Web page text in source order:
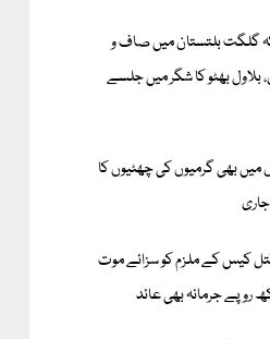
گلگت بلتستان میں صاف و
بھٹو کا شگر میں جلسے
میں بھی گرمیوں کی چھٹیوں کا
کیس کے ملزم کو سزائے موت